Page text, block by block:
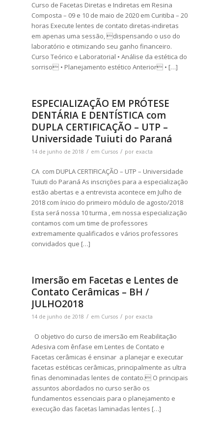
Curso de Facetas Diretas e Indiretas em Resina
Composta – 09 e 10 de maio de 2020 em Curitiba – 20
horas Execute lentes de contato diretas-indiretas
em apenas uma sessão, dispensando o uso do
laboratório e otimizando seu ganho financeiro.
Curso Teórico e Laboratorial • Análise da estética do
sorriso • Planejamento estético Anterior • […]
ESPECIALIZAÇÃO EM PRÓTESE
DENTÁRIA E DENTÍSTICA com
DUPLA CERTIFICAÇÃO – UTP –
Universidade Tuiuti do Paraná
14 de junho de 2018 / em Cursos / por exacta
CA com DUPLA CERTIFICAÇÃO – UTP – Universidade
Tuiuti do Paraná As inscrições para a especialização
estão abertas e a entrevista acontece em Julho de
2018 com ínicio do primeiro módulo de agosto/2018
Esta será nossa 10 turma , em nossa especialização
contamos com um time de professores
extremamente qualificados e vários professores
convidados que […]
Imersão em Facetas e Lentes de
Contato Cerâmicas – BH /
JULHO2018
14 de junho de 2018 / em Cursos / por exacta
O objetivo do curso de imersão em Reabilitação
Adesiva com ênfase em Lentes de Contato e
Facetas cerâmicas é ensinar a planejar e executar
facetas estéticas cerâmicas, principalmente as ultra
finas denominadas lentes de contato. O principais
assuntos abordados no curso serão os
fundamentos essenciais para o planejamento e
execução das facetas laminadas lentes […]